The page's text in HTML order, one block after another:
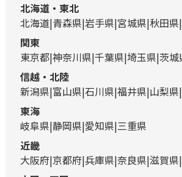
北海道・東北
北海道 青森県 岩手県 宮城県 秋田県
関東
東京都 神奈川県 千葉県 埼玉県 茨城
信越・北陸
新潟県 富山県 石川県 福井県 山梨県
東海
岐阜県 静岡県 愛知県 三重県
近畿
大阪府 京都府 兵庫県 奈良県 滋賀県